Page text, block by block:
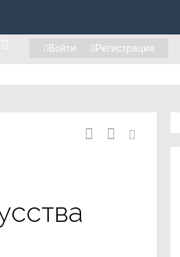
Войти Регистрация